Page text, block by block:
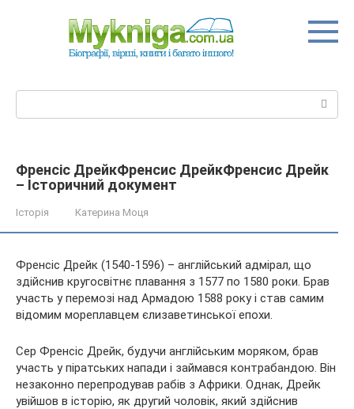
Френсіс ДрейкФренсис ДрейкФренсис Дрейк
– Історичний документ
Історія Катерина Моця
Френсіс Дрейк (1540-1596) – англійський адмірал, що
здійснив кругосвітнє плавання з 1577 по 1580 роки. Брав
участь у перемозі над Армадою 1588 року і став самим
відомим мореплавцем єлизаветинської епохи.
Сер Френсіс Дрейк, будучи англійським моряком, брав
участь у піратських напади і займався контрабандою. Він
незаконно перепродував рабів з Африки. Однак, Дрейк
увійшов в історію, як другий чоловік, який здійснив